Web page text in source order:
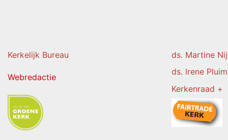
Kerkelijk Bureau ds. Martine
Webredactie
ds. Irene Pluim
Kerkenraad +